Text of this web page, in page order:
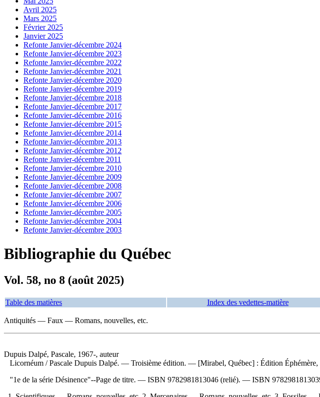
Avril 2025
Mars 2025
Février 2025
Janvier 2025
Refonte Janvier-décembre 2024
Refonte Janvier-décembre 2023
Refonte Janvier-décembre 2022
Refonte Janvier-décembre 2021
Refonte Janvier-décembre 2020
Refonte Janvier-décembre 2019
Refonte Janvier-décembre 2018
Refonte Janvier-décembre 2017
Refonte Janvier-décembre 2016
Refonte Janvier-décembre 2015
Refonte Janvier-décembre 2014
Refonte Janvier-décembre 2013
Refonte Janvier-décembre 2012
Refonte Janvier-décembre 2011
Refonte Janvier-décembre 2010
Refonte Janvier-décembre 2009
Refonte Janvier-décembre 2008
Refonte Janvier-décembre 2007
Refonte Janvier-décembre 2006
Refonte Janvier-décembre 2005
Refonte Janvier-décembre 2004
Refonte Janvier-décembre 2003
Bibliographie du Québec
Vol. 58, no 8 (août 2025)
Table des matières Index des vedettes-matière
Antiquités — Faux — Romans, nouvelles, etc.
Dupuis Dalpé, Pascale, 1967-, auteur
Licornéum / Pascale Dupuis Dalpé. — Troisième édition. — [Mirabel, Québec] : Édition
"1e de la série Désinence"--Page de titre. — ISBN 9782981813046 (relié). — ISBN